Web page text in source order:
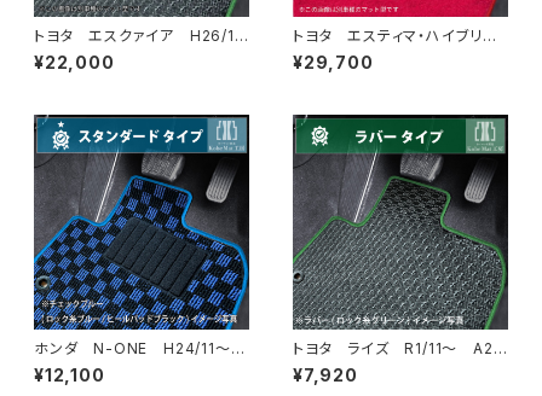
トヨタ エスクァイア H26/1
0〜R3/12 80系 フロアマッ
ト一式 カーマット 防水 ラバ
¥22,000
トヨタ エスティマ・ハイブリッ
ド H24/5〜R1/10（後期） 20
系 フロアマット一式 カーマッ
¥29,700
ホンダ N-ONE H24/11〜R
2/3 JG1・JG2 フロアマット
一式 カーマット スタンダード
¥12,100
トヨタ ライズ R1/11〜 A20
0系 フロアマット一式 カーマ
ット 防水 ラバータイプ
¥7,920